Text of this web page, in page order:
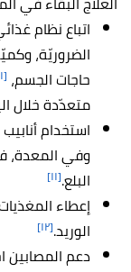
اتباع نظام
الضروريّة،
حاجات الجسم، [١١]
متعدّدة خلال
استخدام
وفي المعدة،
البلع.[١١]
إعطاء
الوريد.[١٢]
دعم المصابين